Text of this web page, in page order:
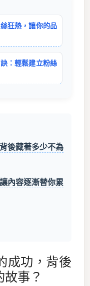
狂熱，讓你的品
：輕鬆建立粉絲
後藏著多少不為
內容逐漸替你累
成功，背後
事？